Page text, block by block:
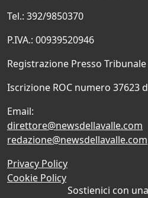
Tel.: 392/9850370
P.IVA.: 00939520946
Registrazione Presso
Iscrizione ROC numero 37623
Email:
direttore@newsdellavalle.com
redazione@newsdellavalle.com
Privacy Policy
Cookie Policy
Sostienici con